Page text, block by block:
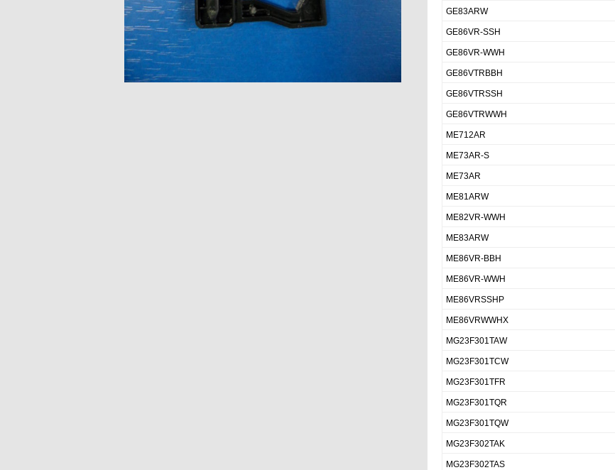
GE83ARW
GE86VR-SSH
GE86VR-WWH
GE86VTRBBH
GE86VTRSSH
GE86VTRWWH
ME712AR
ME73AR-S
ME73AR
ME81ARW
ME82VR-WWH
ME83ARW
ME86VR-BBH
ME86VR-WWH
ME86VRSSHP
ME86VRWWHX
MG23F301TAW
MG23F301TCW
MG23F301TFR
MG23F301TQR
MG23F301TQW
MG23F302TAK
MG23F302TAS